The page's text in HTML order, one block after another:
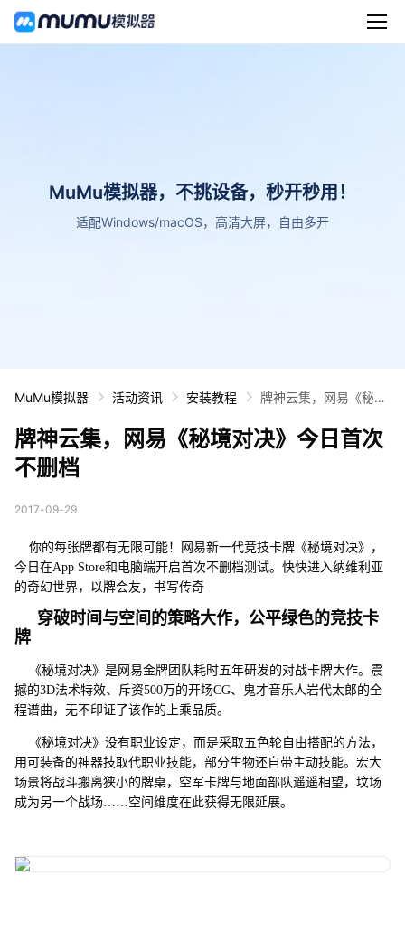
MuMu模拟器，不挑设备，秒开秒用！
适配Windows/macOS，高清大屏，自由多开
MuMu模拟器 活动资讯 安装教程
牌神云集，网易《秘境
牌神云集，网易《秘境对决》今日首次
不删档
2017-09-29
你的每张牌都有无限可能！网易新一代竞技卡牌《秘境对决》，
今日在App Store和电脑端开启首次不删档测试。快快进入纳维利亚
的奇幻世界，以牌会友，书写传奇
穿破时间与空间的策略大作，公平绿色的竞技卡
牌
《秘境对决》是网易金牌团队耗时五年研发的对战卡牌大作。震
撼的3D法术特效、斥资500万的开场CG、鬼才音乐人岩代太郎的全
程谱曲，无不印证了该作的上乘品质。
《秘境对决》没有职业设定，而是采取五色轮自由搭配的方法，
用可装备的神器技取代职业技能，部分生物还自带主动技能。宏大
场景将战斗搬离狭小的牌桌，空军卡牌与地面部队遥遥相望，坟场
成为另一个战场……空间维度在此获得无限延展。